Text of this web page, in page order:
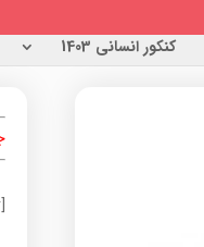
کنکور انسانی 1403
[prdctfltr_sc_get_filter]